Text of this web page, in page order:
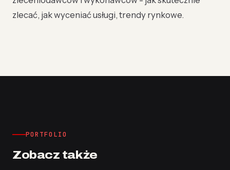
zlecać, jak wyceniać usługi, trendy rynkowe.
PORTFOLIO
Zobacz także